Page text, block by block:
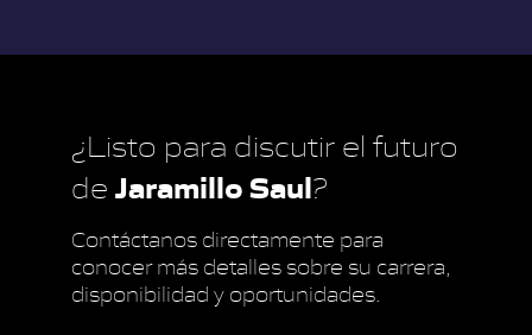
¿Listo para discutir el futuro
de Jaramillo Saul?
Contáctanos directamente para
conocer más detalles sobre su carrera,
disponibilidad y oportunidades.